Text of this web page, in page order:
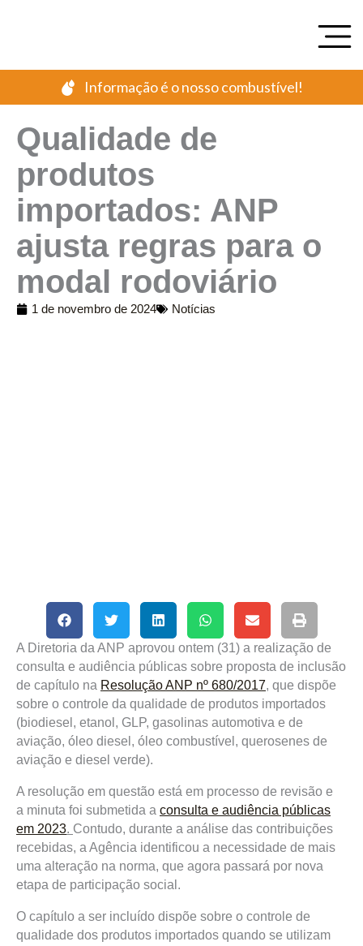
Informação é o nosso combustível!
Qualidade de
produtos
importados: ANP
ajusta regras para o
modal rodoviário
1 de novembro de 2024 Notícias
A Diretoria da ANP aprovou ontem (31) a realização de
consulta e audiência públicas sobre proposta de inclusão
de capítulo na Resolução ANP nº 680/2017, que dispõe
sobre o controle da qualidade de produtos importados
(biodiesel, etanol, GLP, gasolinas automotiva e de
aviação, óleo diesel, óleo combustível, querosenes de
aviação e diesel verde).
A resolução em questão está em processo de revisão e
a minuta foi submetida a consulta e audiência públicas
em 2023. Contudo, durante a análise das contribuições
recebidas, a Agência identificou a necessidade de mais
uma alteração na norma, que agora passará por nova
etapa de participação social.
O capítulo a ser incluído dispõe sobre o controle de
qualidade dos produtos importados quando se utilizam